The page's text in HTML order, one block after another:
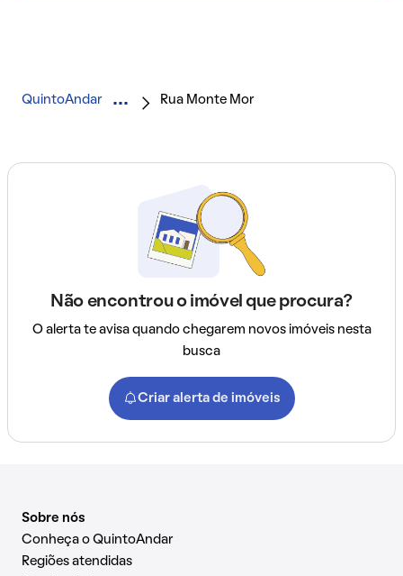
QuintoAndar Rua Monte Mor
Não encontrou o imóvel que procura?
O alerta te avisa quando chegarem novos imóveis nesta
busca
Criar alerta de imóveis
Sobre nós
Conheça o QuintoAndar
Regiões atendidas